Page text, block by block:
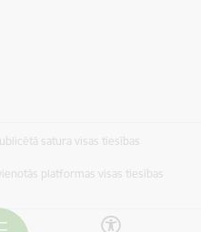
satura visas tiesības
platformas visas tiesības